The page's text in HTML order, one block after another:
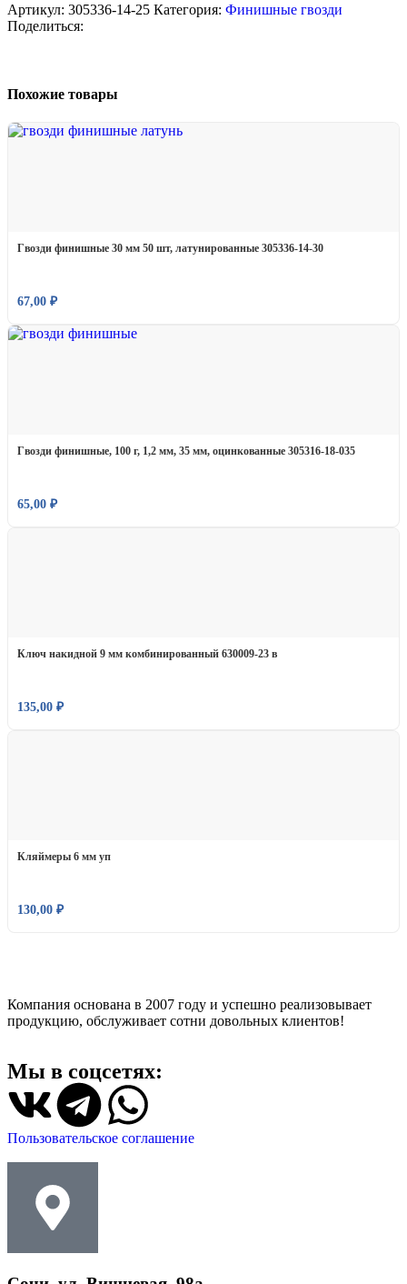
Артикул: 305336-14-25 Категория: Финишные гвозди
Поделиться:
Похожие товары
Гвозди финишные 30 мм 50 шт, латунированные 305336-14-30
67,00 ₽
Гвозди финишные, 100 г, 1,2 мм, 35 мм, оцинкованные 305316-18-035
65,00 ₽
Ключ накидной 9 мм комбинированный 630009-23 в
135,00 ₽
Кляймеры 6 мм уп
130,00 ₽
Компания основана в 2007 году и успешно реализовывает
продукцию, обслуживает сотни довольных клиентов!
Мы в соцсетях:
Пользовательское соглашение